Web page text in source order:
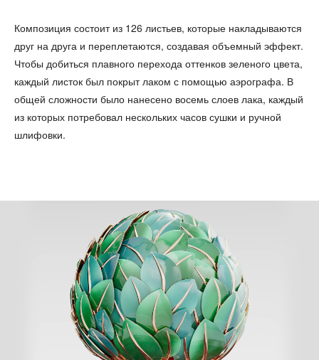
Композиция состоит из 126 листьев, которые накладываются
друг на друга и переплетаются, создавая объемный эффект.
Чтобы добиться плавного перехода оттенков зеленого цвета,
каждый листок был покрыт лаком с помощью аэрографа. В
общей сложности было нанесено восемь слоев лака, каждый
из которых потребовал нескольких часов сушки и ручной
шлифовки.